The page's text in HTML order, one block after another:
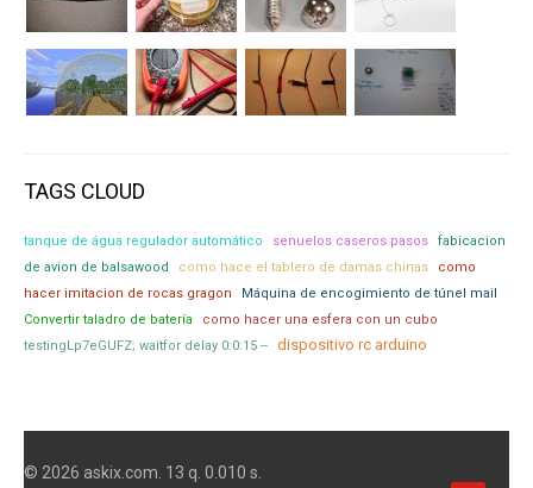
TAGS CLOUD
tanque de água regulador automático senuelos caseros pasos
fabicacion
de avion de balsawood
como hace el tablero de damas chinas
como
hacer imitacion de rocas gragon
Máquina de encogimiento de túnel mail
Convertir taladro de batería
como hacer una esfera con un cubo
testingLp7eGUFZ; waitfor delay 0:0:15 --
dispositivo rc arduino
© 2026 askix.com. 13 q. 0.010 s.